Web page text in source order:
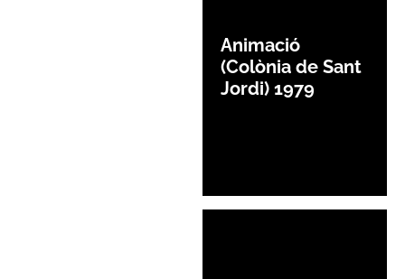
Animació
(Colònia de Sant
Jordi) 1979